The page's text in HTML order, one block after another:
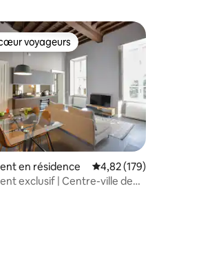
base de 102 commentaires : 4,97 sur 5
voyageurs
voyageurs
en résidence Évaluation moyenne
4,82 (179)
exclusif | Centre-ville de